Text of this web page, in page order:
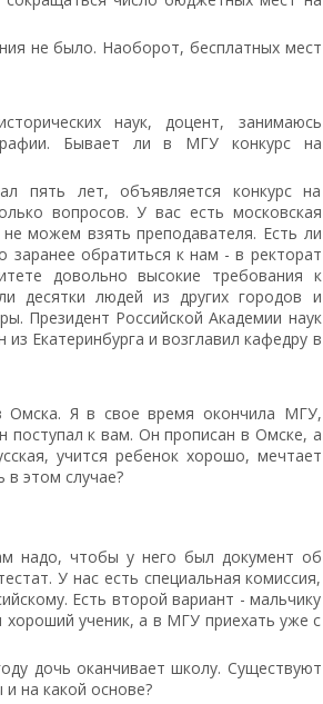
не было. Наоборот, бесплатных мест
наук, доцент, занимаюсь
Бывает ли в МГУ конкурс на
пять лет, объявляется конкурс на
вопросов. У вас есть московская
можем взять преподавателя. Есть ли
заранее обратиться к нам - в ректорат
довольно высокие требования к
десятки людей из других городов и
Президент Российской Академии наук
Екатеринбурга и возглавил кафедру в
Омска. Я в свое время окончила МГУ,
к вам. Он прописан в Омске, а
учится ребенок хорошо, мечтает
в этом случае?
надо, чтобы у него был документ об
У нас есть специальная комиссия,
Есть второй вариант - мальчику
хороший ученик, а в МГУ приехать уже с
дочь оканчивает школу. Существуют
на какой основе?